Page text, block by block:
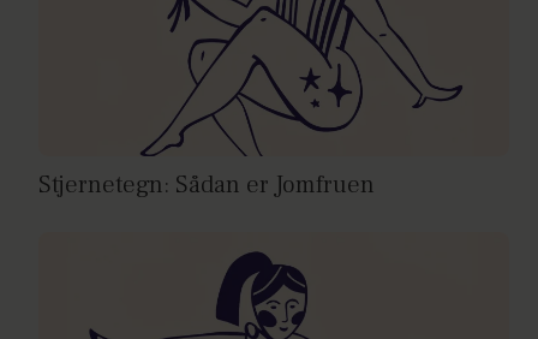
Stjernetegn: Sådan er Jomfruen